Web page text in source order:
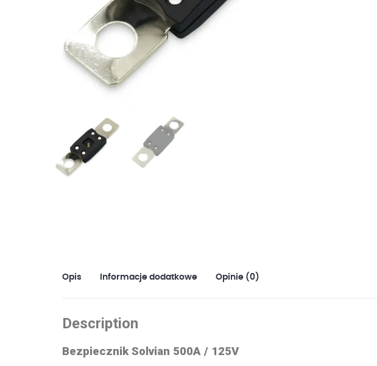
Opis Informacje dodatkowe Opinie (0)
Description
Bezpiecznik Solvian 500A / 125V